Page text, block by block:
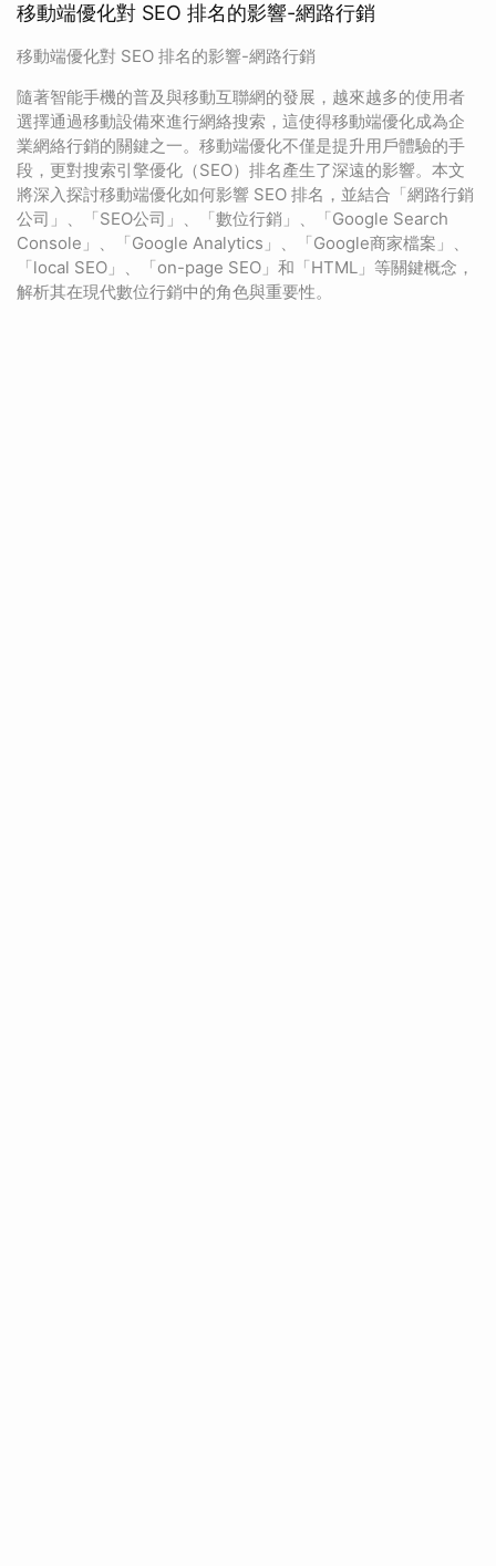
移動端優化對 SEO 排名的影響-網路行銷
移動端優化對 SEO 排名的影響-網路行銷
隨著智能手機的普及與移動互聯網的發展，越來越多的使用者
選擇通過移動設備來進行網絡搜索，這使得移動端優化成為企
業網絡行銷的關鍵之一。移動端優化不僅是提升用戶體驗的手
段，更對搜索引擎優化（SEO）排名產生了深遠的影響。本文
將深入探討移動端優化如何影響 SEO 排名，並結合「網路行銷
公司」、「SEO公司」、「數位行銷」、「Google Search
Console」、「Google Analytics」、「Google商家檔案」、
「local SEO」、「on-page SEO」和「HTML」等關鍵概念，
解析其在現代數位行銷中的角色與重要性。